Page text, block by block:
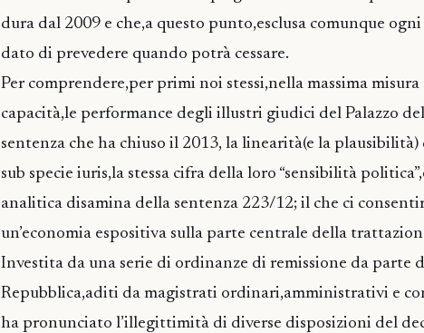
dura dal 2009 e che,a questo punto,esclusa comunque
dato di prevedere quando potrà cessare.
Per comprendere,per primi noi stessi,nella massima
capacità,le performance degli illustri giudici del Palazzo
sentenza che ha chiuso il 2013, la linearità(e la
sub specie iuris,la stessa cifra della loro “sensibilità
analitica disamina della sentenza 223/12; il che ci
un’economia espositiva sulla parte centrale della
Investita da una serie di ordinanze di remissione da parte
Repubblica,aditi da magistrati ordinari,amministrativi e
ha pronunciato l’illegittimità di diverse disposizioni del